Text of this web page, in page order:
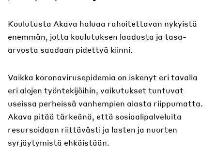
Koulutusta Akava haluaa rahoitettavan nykyistä
enemmän, jotta koulutuksen laadusta ja tasa-
arvosta saadaan pidettyä kiinni.
Vaikka koronavirusepidemia on iskenyt eri tavalla
eri alojen työntekijöihin, vaikutukset tuntuvat
useissa perheissä vanhempien alasta riippumatta.
Akava pitää tärkeänä, että sosiaalipalveluita
resursoidaan riittävästi ja lasten ja nuorten
syrjäytymistä ehkäistään.